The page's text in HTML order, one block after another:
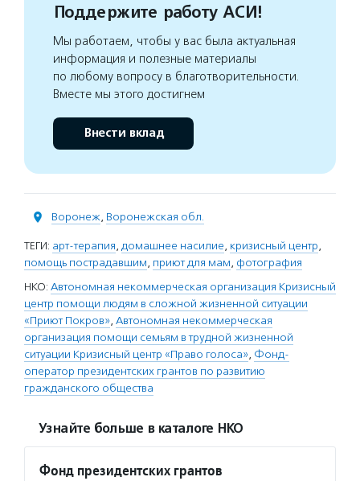
Поддержите работу АСИ!
Мы работаем, чтобы у вас была актуальная
информация и полезные материалы
по любому вопросу в благотворительности.
Вместе мы этого достигнем
Внести вклад
Воронеж, Воронежская обл.
ТЕГИ: арт-терапия, домашнее насилие, кризисный центр,
помощь пострадавшим, приют для мам, фотография
НКО: Автономная некоммерческая организация Кризисный
центр помощи людям в сложной жизненной ситуации
«Приют Покров», Автономная некоммерческая
организация помощи семьям в трудной жизненной
ситуации Кризисный центр «Право голоса», Фонд-
оператор президентских грантов по развитию
гражданского общества
Узнайте больше в каталоге НКО
Фонд президентских грантов